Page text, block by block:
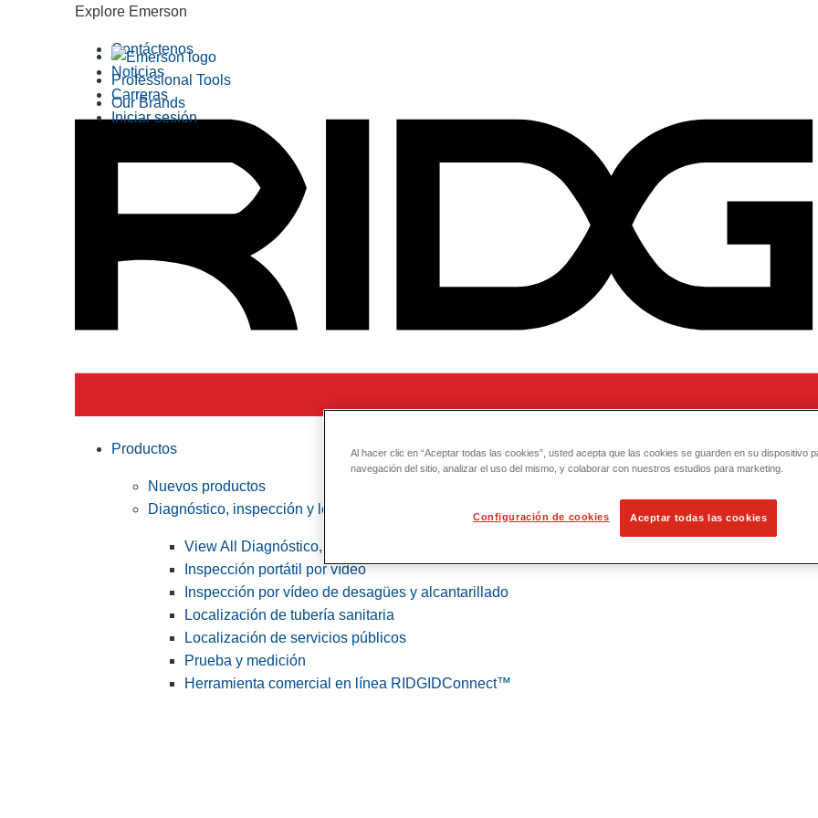
Explore Emerson
Professional Tools
Our Brands
Contáctenos
Noticias
Carreras
Iniciar sesión
Productos
Nuevos productos
Diagnóstico, inspección y localización
View All Diagnóstico, inspección y localización
Inspección portátil por vídeo
Inspección por vídeo de desagües y alcantarillado
Localización de tubería sanitaria
Localización de servicios públicos
Prueba y medición
Herramienta comercial en línea RIDGIDConnect™
Al hacer clic en “Aceptar todas las cookies”, usted acepta que las cookies se guarden en su dispositivo
navegación del sitio, analizar el uso del mismo, y colaborar con nuestros estudios para marketing.
Configuración de cookies Aceptar todas las cookies